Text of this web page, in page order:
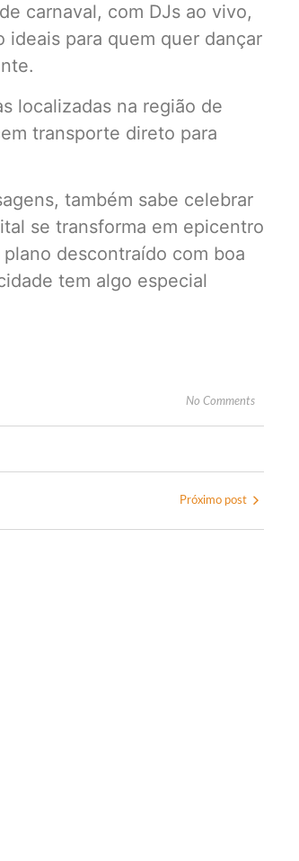
carnaval, com DJs ao vivo,
ideais para quem quer dançar
localizadas na região de
transporte direto para
também sabe celebrar
se transforma em epicentro
descontraído com boa
tem algo especial
No Comments
Próximo post